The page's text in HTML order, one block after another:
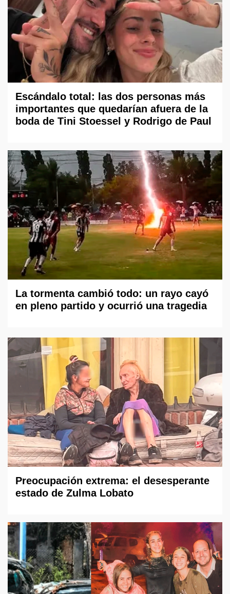
Escándalo total: las dos personas más
importantes que quedarían afuera de la
boda de Tini Stoessel y Rodrigo de Paul
La tormenta cambió todo: un rayo cayó
en pleno partido y ocurrió una tragedia
Preocupación extrema: el desesperante
estado de Zulma Lobato